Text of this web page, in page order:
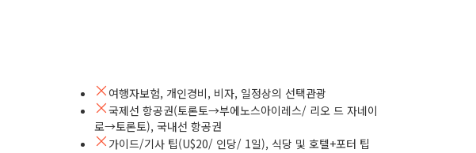
여행자보험, 개인경비, 비자, 일정상의 선택관광
국제선 항공권(토론토→부에노스아이레스/ 리오 드 자네이
로→토론토), 국내선 항공권
가이드/기사 팁(U$20/ 인당/ 1일), 식당 및 호텔+포터 팁